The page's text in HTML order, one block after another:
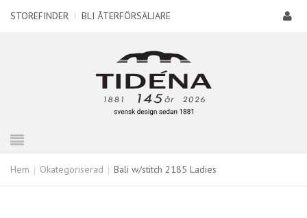
STOREFINDER | BLI ÅTERFÖRSÄLJARE
Hem Okategoriserad Bali w/stitch 2185 Ladies